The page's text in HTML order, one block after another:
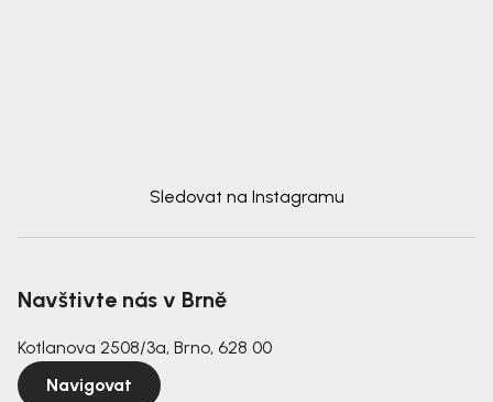
Sledovat na Instagramu
Navštivte nás v Brně
Kotlanova 2508/3a, Brno, 628 00
Navigovat